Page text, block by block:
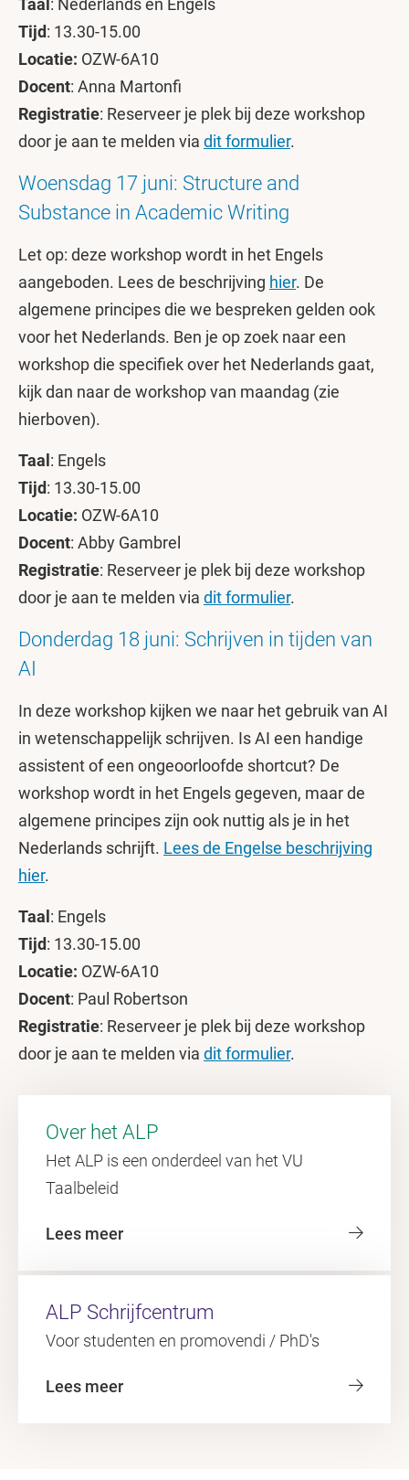
Taal : Nederlands en Engels
Tijd: 13.30-15.00
Locatie: OZW-6A10
Docent: Anna Martonfi
Registratie: Reserveer je plek bij deze workshop
door je aan te melden via dit formulier.
Woensdag 17 juni: Structure and
Substance in Academic Writing
Let op: deze workshop wordt in het Engels
aangeboden. Lees de beschrijving hier. De
algemene principes die we bespreken gelden ook
voor het Nederlands. Ben je op zoek naar een
workshop die specifiek over het Nederlands gaat,
kijk dan naar de workshop van maandag (zie
hierboven).
Taal : Engels
Tijd: 13.30-15.00
Locatie: OZW-6A10
Docent: Abby Gambrel
Registratie: Reserveer je plek bij deze workshop
door je aan te melden via dit formulier.
Donderdag 18 juni: Schrijven in tijden van
AI
In deze workshop kijken we naar het gebruik van AI
in wetenschappelijk schrijven. Is AI een handige
assistent of een ongeoorloofde shortcut? De
workshop wordt in het Engels gegeven, maar de
algemene principes zijn ook nuttig als je in het
Nederlands schrijft. Lees de Engelse beschrijving
hier.
Taal : Engels
Tijd: 13.30-15.00
Locatie: OZW-6A10
Docent: Paul Robertson
Registratie: Reserveer je plek bij deze workshop
door je aan te melden via dit formulier.
Over het ALP
Het ALP is een onderdeel van het VU
Taalbeleid
Lees meer
ALP Schrijfcentrum
Voor studenten en promovendi / PhD's
Lees meer